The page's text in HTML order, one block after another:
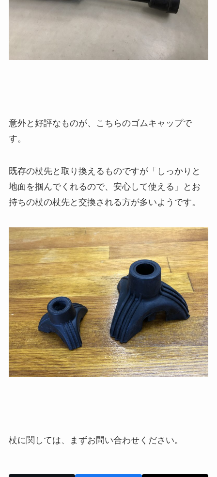
意外と好評なものが、こちらのゴムキャップで
す。
既存の杖先と取り換えるものですが「しっかりと
地面を掴んでくれるので、安心して使える」とお
持ちの杖の杖先と交換される方が多いようです。
杖に関しては、まずお問い合わせください。